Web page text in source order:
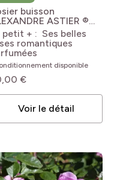
buisson
ASTIER ®
Rosa
ALEXANDRE
petit + : Ses belles
romantiques
disponible
€
Voir le détail